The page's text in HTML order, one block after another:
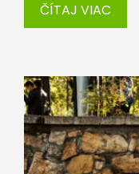
ČÍTAJ VIAC